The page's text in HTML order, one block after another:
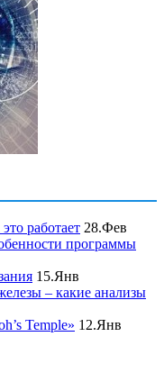
работает 28.Фев
программы
15.Янв
– какие анализы
Temple» 12.Янв